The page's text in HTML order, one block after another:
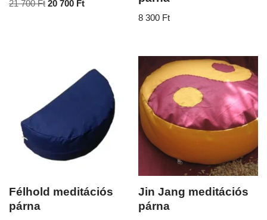
21 700Ft 20 700 Ft
8 300 Ft
Félhold meditációs
párna
Jin Jang meditációs
párna